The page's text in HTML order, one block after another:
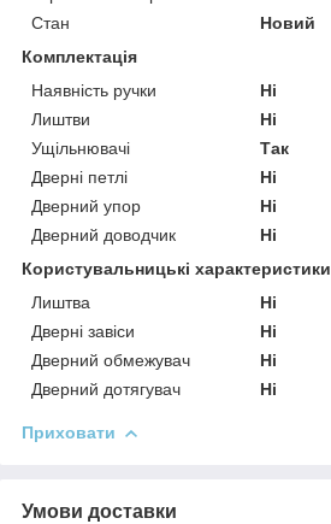
Стан
Новий
Комплектація
Наявність ручки
Ні
Лиштви
Ні
Ущільнювачі
Так
Дверні петлі
Ні
Дверний упор
Ні
Дверний доводчик
Ні
Користувальницькі характеристики
Лиштва
Ні
Дверні завіси
Ні
Дверний обмежувач
Ні
Дверний дотягувач
Ні
Приховати
Умови доставки